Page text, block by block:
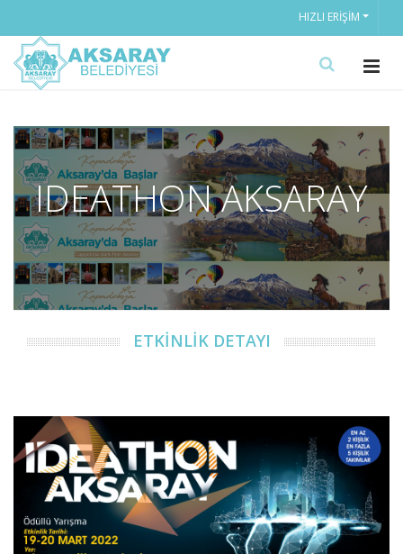
HIZLI ERIŞIM
IDEATHON AKSARAY
ETKİNLİK DETAYI